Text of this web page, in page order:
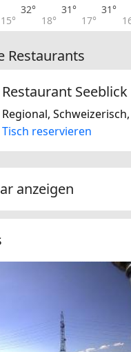
15°
32°
18°
31°
17°
31°
Restaurants
Restaurant Seeblick
Tisch reservieren
anzeigen